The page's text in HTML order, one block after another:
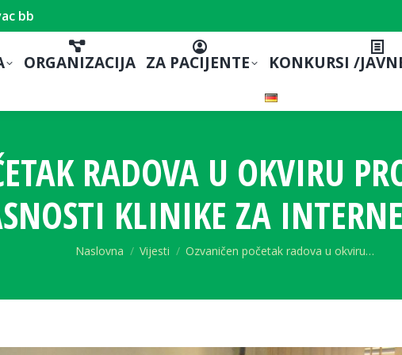
bb
ORGANIZACIJA ZA PACIJENTE KONKURSI /
RADOVA U OKVIRU
KLINIKE ZA
You are here:
Naslovna Vijesti Ozvaničen početak radova u okviru…